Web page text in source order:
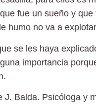
fue un sueño y
humo no va a
se les haya
importancia
J. Balda. Psicóloga y